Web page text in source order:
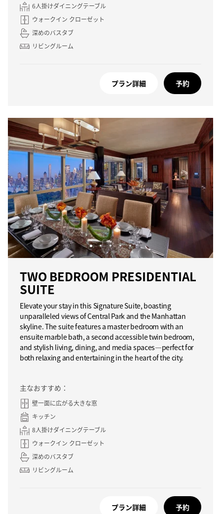
6人掛けダイニングテーブル
ウォークイン クローゼット
深めのバスタブ
リビングルーム
プラン詳細 予約
TWO BEDROOM PRESIDENTIAL
SUITE
Elevate your stay in this Signature Suite, boasting
unparalleled views of Central Park and the Manhattan
skyline. The suite features a master bedroom with an
ensuite marble bath, a second accessible twin bedroom,
and stylish living, dining, and media spaces—perfect for
both relaxing and entertaining in the heart of the city.
主なおすすめ：
壁一面に広がる大きな窓
キッチン
8人掛けダイニングテーブル
ウォークイン クローゼット
深めのバスタブ
リビングルーム
プラン詳細 予約